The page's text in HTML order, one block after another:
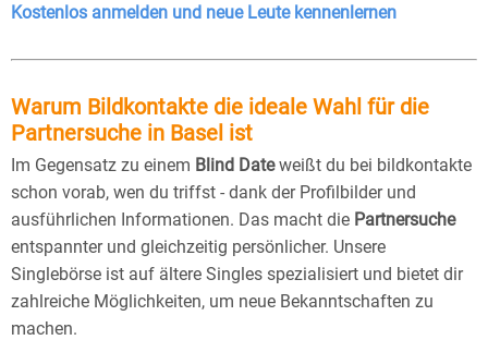
Kostenlos anmelden und neue Leute kennenlernen
Warum Bildkontakte die ideale Wahl für die
Partnersuche in Basel ist
Im Gegensatz zu einem Blind Dateweißt du bei bildkontakte
schon vorab, wen du triffst - dank der Profilbilder und
ausführlichen Informationen. Das macht die Partnersuche
entspannter und gleichzeitig persönlicher. Unsere
Singlebörse ist auf ältere Singles spezialisiert und bietet dir
zahlreiche Möglichkeiten, um neue Bekanntschaften zu
machen.